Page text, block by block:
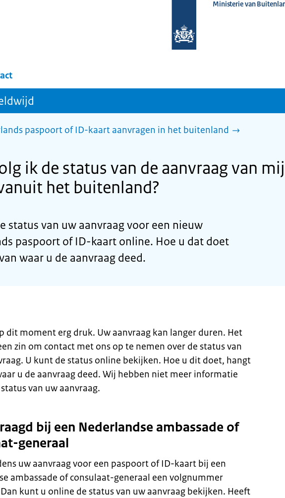
homepage
Ministerie van
paspoort of ID-kaart aanvragen in het buitenland
ik de status van de aanvraag van
het buitenland?
status van uw aanvraag voor een nieuw
paspoort of ID-kaart online. Hoe u dat doet
waar u de aanvraag deed.
dit moment erg druk. Uw aanvraag kan langer duren. Het
zin om contact met ons op te nemen over de status van
U kunt de status online bekijken. Hoe u dit doet, hangt
u de aanvraag deed. Wij hebben niet meer informatie
van uw aanvraag.
bij een Nederlandse ambassade of
generaal
uw aanvraag voor een paspoort of ID-kaart bij een
ambassade of consulaat-generaal een volgnummer
kunt u online de status van uw aanvraag bekijken. Heeft